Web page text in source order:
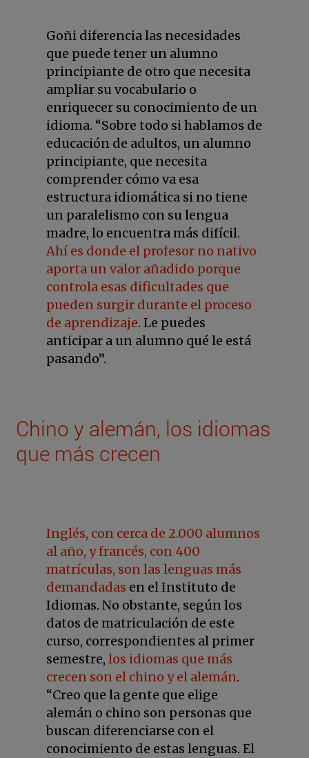
Goñi diferencia las necesidades
que puede tener un alumno
principiante de otro que necesita
ampliar su vocabulario o
enriquecer su conocimiento de un
idioma. “Sobre todo si hablamos de
educación de adultos, un alumno
principiante, que necesita
comprender cómo va esa
estructura idiomática si no tiene
un paralelismo con su lengua
madre, lo encuentra más difícil.
Ahí es donde el profesor no nativo
aporta un valor añadido porque
controla esas dificultades que
pueden surgir durante el proceso
de aprendizaje. Le puedes
anticipar a un alumno qué le está
pasando”.
Chino y alemán, los idiomas
que más crecen
Inglés, con cerca de 2.000 alumnos
al año, y francés, con 400
matrículas, son las lenguas más
demandadas en el Instituto de
Idiomas. No obstante, según los
datos de matriculación de este
curso, correspondientes al primer
semestre,los idiomas que más
crecen son el chino y el alemán.
“Creo que la gente que elige
alemán o chino son personas que
buscan diferenciarse con el
conocimiento de estas lenguas. El